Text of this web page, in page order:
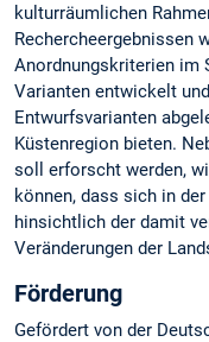
kulturräumlichen
Rechercheergebnissen
Anordnungskriterien im
Varianten entwickelt
Entwurfsvarianten
Küstenregion bieten.
soll erforscht werden,
können, dass sich in
hinsichtlich der damit
Veränderungen der
Förderung
Gefördert von der